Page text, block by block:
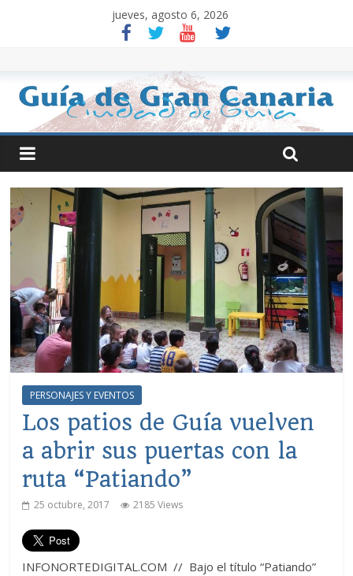
jueves, agosto 6, 2026
PERSONAJES Y EVENTOS
Los patios de Guía vuelven
a abrir sus puertas con la
ruta “Patiando”
25 octubre, 2017 2185 Views
INFONORTEDIGITAL.COM // Bajo el título “Patiando”